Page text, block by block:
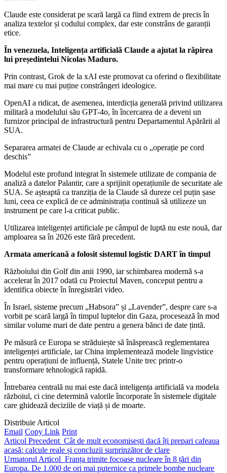
Claude este considerat pe scară largă ca fiind extrem de precis în
analiza textelor și codului complex, dar este constrâns de garanții
etice.
În venezuela, Inteligența artificială Claude a ajutat la răpirea
lui președintelui Nicolas Maduro.
Prin contrast, Grok de la xAI este promovat ca oferind o flexibilitate
mai mare cu mai puține constrângeri ideologice.
OpenAI a ridicat, de asemenea, interdicția generală privind utilizarea
militară a modelului său GPT-4o, în încercarea de a deveni un
furnizor principal de infrastructură pentru Departamentul Apărării al
SUA.
Separarea armatei de Claude ar echivala cu o „operație pe cord
deschis”
Modelul este profund integrat în sistemele utilizate de compania de
analiză a datelor Palantir, care a sprijinit operațiunile de securitate ale
SUA. Se așteaptă ca tranziția de la Claude să dureze cel puțin șase
luni, ceea ce explică de ce administrația continuă să utilizeze un
instrument pe care l-a criticat public.
Utilizarea inteligenței artificiale pe câmpul de luptă nu este nouă, dar
amploarea sa în 2026 este fără precedent.
Armata americană a folosit sistemul logistic DART în timpul
Războiului din Golf din anii 1990, iar schimbarea modernă s-a
accelerat în 2017 odată cu Proiectul Maven, conceput pentru a
identifica obiecte în înregistrări video.
În Israel, sisteme precum „Habsora” și „Lavender”, despre care s-a
vorbit pe scară largă în timpul luptelor din Gaza, procesează în mod
similar volume mari de date pentru a genera bănci de date țintă.
Pe măsură ce Europa se străduiește să înăsprească reglementarea
inteligenței artificiale, iar China implementează modele lingvistice
pentru operațiuni de influență, Statele Unite trec printr-o
transformare tehnologică rapidă.
Întrebarea centrală nu mai este dacă inteligența artificială va modela
războiul, ci cine determină valorile încorporate în sistemele digitale
care ghidează deciziile de viață și de moarte.
Distribuie Articol
Email Copy Link Print
Articol Precedent Cât de mult economisești dacă îți prepari cafeaua
acasă: calcule reale și concluzii surprinzător de clare
Urmatorul Articol Franța trimite focoase nucleare în 8 țări din
Europa. De 1.000 de ori mai puternice ca primele bombe nucleare